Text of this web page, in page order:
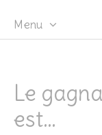
Menu
Le
est…